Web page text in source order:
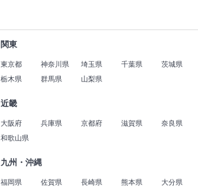
関東
東京都 神奈川県 埼玉県 千葉県
茨城県
栃木県
群馬県 山梨県
近畿
大阪府 兵庫県 京都府 滋賀県
奈良県
和歌山県
九州・沖縄
福岡県 佐賀県 長崎県 熊本県
大分県